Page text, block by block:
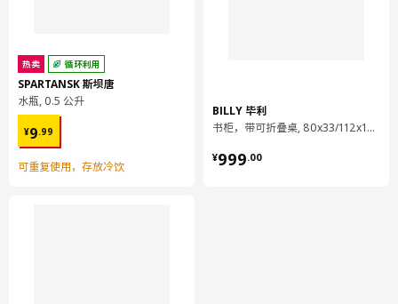
热卖 循环利用
SPARTANSK 斯坝唐
水瓶, 0.5 公升
¥9.99
¥ 9.99
可重复使用，存放冷饮
BILLY 毕利
书柜，带可折叠桌, 80x33/112x106 厘米
¥999.00
¥ 999.00